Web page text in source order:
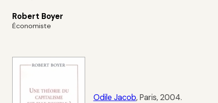
Robert Boyer
Économiste
Odile Jacob, Paris, 2004.